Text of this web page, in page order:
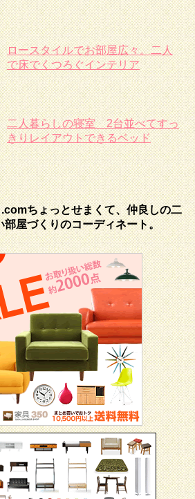
ロースタイルでお部屋広々。二人
で床でくつろぐインテリア
二人暮らしの寝室 2台並べてすっ
きりレイアウトできるベッド
ちょっとせまくて、仲良しの二
部屋づくりのコーディネート。